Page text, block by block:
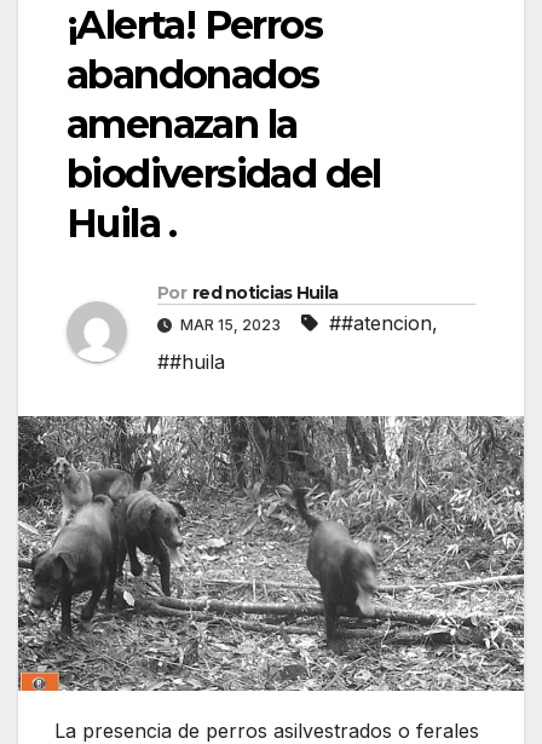
¡Alerta! Perros
abandonados
amenazan la
biodiversidad del
Huila .
Por red noticias Huila
MAR 15, 2023 ##atencion,
##huila
La presencia de perros asilvestrados o ferales